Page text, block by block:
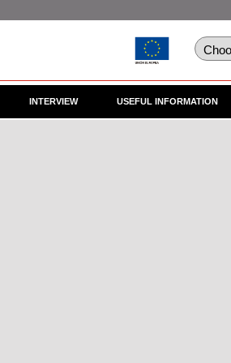
INTERVIEW USEFUL INFORMATION